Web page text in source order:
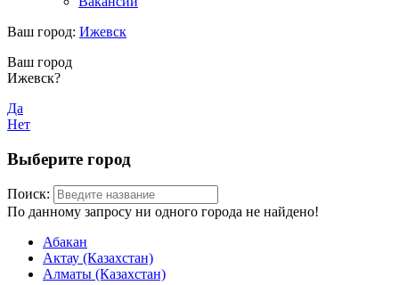
Ваш город: Ижевск
Ваш город
Ижевск?
Да
Нет
Выберите город
Поиск:
По данному запросу ни одного города не найдено!
Абакан
Актау (Казахстан)
Алматы (Казахстан)